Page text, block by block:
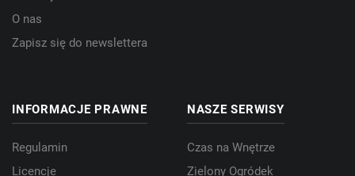
O nas
Zapisz się do newslettera
INFORMACJE PRAWNE
Regulamin
Licencje
NASZE SERWISY
Czas na Wnętrze
Zielony Ogródek